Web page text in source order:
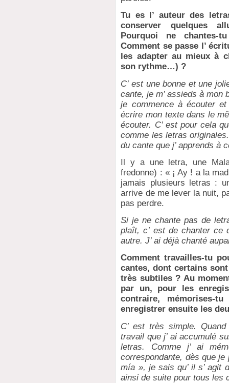
Tu es l’ auteur des
conserver quelques
Pourquoi ne
Comment se passe l’
les adapter au mieux à
son rythme…) ?
C’ est une bonne et une
cante, je m’ assieds à mon
je commence à écouter
écrire mon texte dans le
écouter. C’ est pour cela
comme les letras
du cante que j’ apprends à
Il y a une letra, une
fredonne) : « ¡ Ay ! a la
jamais plusieurs letras :
arrive de me lever la nuit,
pas perdre.
Si je ne chante pas de
plaît, c’ est de chanter ce
autre. J’ ai déjà chanté
Comment travailles-tu
cantes, dont certains
très subtiles ? Au
par un, pour les
contraire, mémorises-
enregistrer ensuite les
C’ est très simple.
travail que j’ ai accumulé
letras. Comme j’ ai
correspondante, dès que je
mía », je sais qu’ il s’ agit
ainsi de suite pour tous les